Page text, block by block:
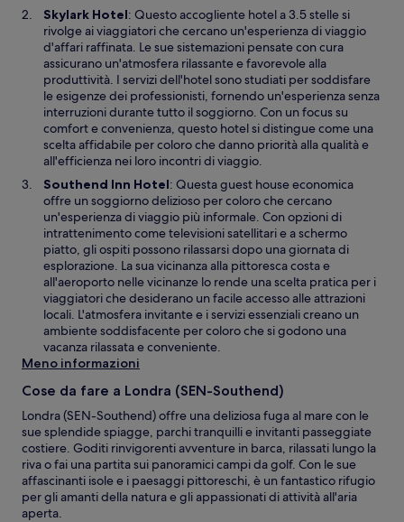
’
a
l
t
r
a
f
i
n
e
s
t
r
a
Skylark HotelA
p
e
r
t
u
r
a
i
n
u
n
’
a
l
t
r
a
f
i
n
e
s
t
a
: Questo accogliente hotel a 3.5 stelle si
rivolge ai viaggiatori che cercano un'esperienza di viaggio
d'affari raffinata. Le sue sistemazioni pensate con cura
assicurano un'atmosfera rilassante e favorevole alla
produttività. I servizi dell'hotel sono studiati per soddisfare
le esigenze dei professionisti, fornendo un'esperienza senza
interruzioni durante tutto il soggiorno. Con un focus su
comfort e convenienza, questo hotel si distingue come una
scelta affidabile per coloro che danno priorità alla qualità e
all'efficienza nei loro incontri di viaggio.
Southend Inn HotelA
p
e
r
t
u
r
a
i
n
u
a
l
t
r
a
f
i
: Questa guest house economica
offre un soggiorno delizioso per coloro che cercano
un'esperienza di viaggio più informale. Con opzioni di
intrattenimento come televisioni satellitari e a schermo
piatto, gli ospiti possono rilassarsi dopo una giornata di
esplorazione. La sua vicinanza alla pittoresca costa e
all'aeroporto nelle vicinanze lo rende una scelta pratica per i
viaggiatori che desiderano un facile accesso alle attrazioni
locali. L'atmosfera invitante e i servizi essenziali creano un
ambiente soddisfacente per coloro che si godono una
vacanza rilassata e conveniente.
Meno informazioni
Cose da fare a Londra (SEN-Southend)
Londra (SEN-Southend) offre una deliziosa fuga al mare con le
sue splendide spiagge, parchi tranquilli e invitanti passeggiate
costiere. Goditi rinvigorenti avventure in barca, rilassati lungo la
riva o fai una partita sui panoramici campi da golf. Con le sue
affascinanti isole e i paesaggi pittoreschi, è un fantastico rifugio
per gli amanti della natura e gli appassionati di attività all'aria
aperta.